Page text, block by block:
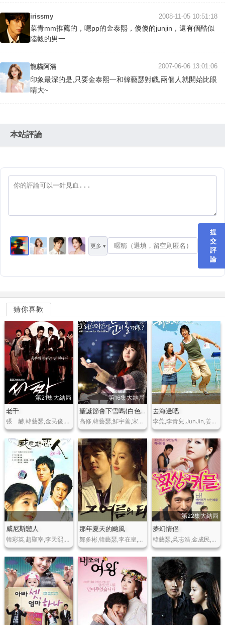
irissmy 2008-11-05 10:51:18
菜青mm推薦的，嗯pp的金泰熙，傻傻的junjin，還有個酷似
陸毅的男一
龍貓阿滿 2007-06-06 13:01:06
印象最深的是,只要金泰熙一和韓藝瑟對戲,兩個人就開始比眼
睛大~
本站評論
更多 ▾
提
交
評
論
猜你喜歡
第21集大結局
老千
張 赫,韓藝瑟,金民俊,姜成妍
第16集大結局
聖誕節會下雪嗎(白色戀人)
高修,韓藝瑟,鮮宇善,宋鍾浩,趙敏秀,千浩鎮,金度妍
去海邊吧
李莞,李青兒,JunJin,姜靜華
威尼斯戀人
韓彩英,趙顯宰,李天熙,洪秀賢,鄭元鍾,李秉俊
那年夏天的颱風
鄭多彬,韓藝瑟,李在皇,鄭燦
第22集大結局
夢幻情侶
韓藝瑟,吳志浩,金成民,樸寒星